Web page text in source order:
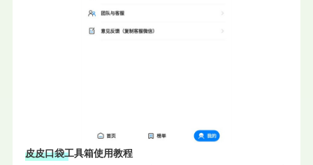
皮皮口袋工具箱使用教程